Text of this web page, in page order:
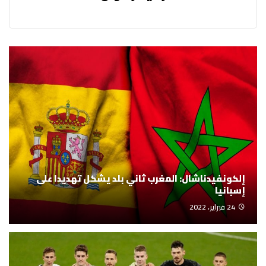
إلكونفيدناشال: المغرب ثاني بلد يشكل تهديدا على
إسبانيا
24 فبراير، 2022